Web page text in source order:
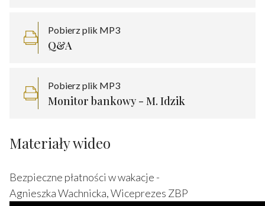
Pobierz plik MP3
Q&A
Pobierz plik MP3
Monitor bankowy - M. Idzik
Materiały wideo
Bezpieczne płatności w wakacje -
Agnieszka Wachnicka, Wiceprezes ZBP